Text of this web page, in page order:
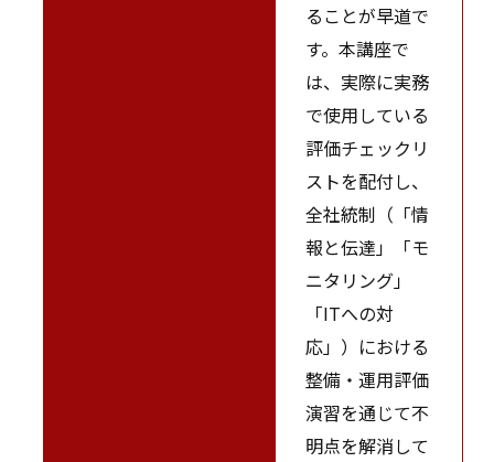
ることが早道で
す。本講座で
は、実際に実務
で使用している
評価チェックリ
ストを配付し、
全社統制（「情
報と伝達」「モ
ニタリング」
「ITへの対
応」）における
整備・運用評価
演習を通じて不
明点を解消して